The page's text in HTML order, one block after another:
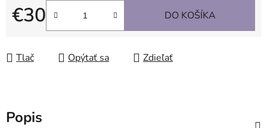
€30
Jednotková cena:
DO KOŠÍKA
Tlač Opýtať sa Zdieľať
Popis